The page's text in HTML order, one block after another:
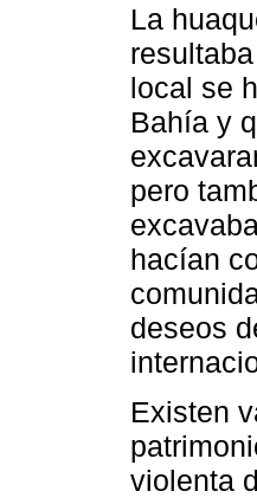
La
local se
Bahía y
pero
hacían
deseos
Existen
violenta